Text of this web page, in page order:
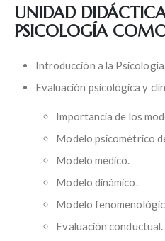
UNIDAD
PSICOLOGÍA
Introducción a la
Evaluación psicológica y
Importancia de los
Modelo psicométrico
Modelo médico.
Modelo dinámico.
Modelo
Evaluación conductual.